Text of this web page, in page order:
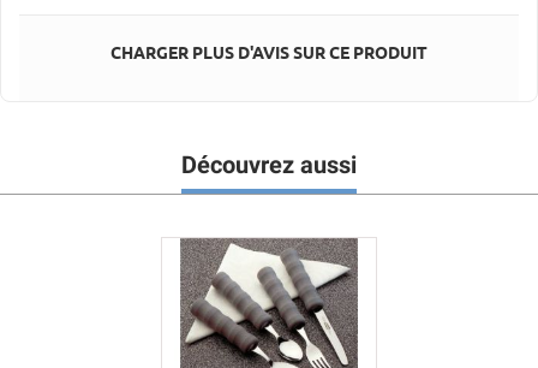
CHARGER PLUS D'AVIS SUR CE PRODUIT
Découvrez aussi